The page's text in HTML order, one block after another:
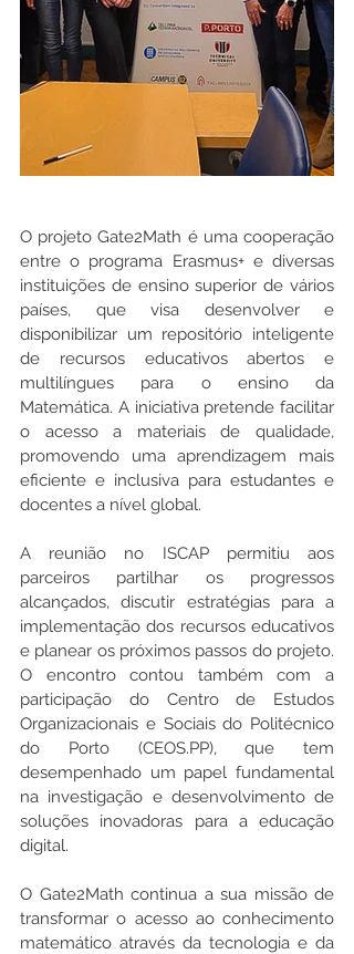
O projeto Gate2Math é uma cooperação
entre o programa Erasmus+ e diversas
instituições de ensino superior de vários
países, que visa desenvolver e
disponibilizar um repositório inteligente
de recursos educativos abertos e
multilíngues para o ensino da
Matemática. A iniciativa pretende facilitar
o acesso a materiais de qualidade,
promovendo uma aprendizagem mais
eficiente e inclusiva para estudantes e
docentes a nível global.
A reunião no ISCAP permitiu aos
parceiros partilhar os progressos
alcançados, discutir estratégias para a
implementação dos recursos educativos
e planear os próximos passos do projeto.
O encontro contou também com a
participação do Centro de Estudos
Organizacionais e Sociais do Politécnico
do Porto (CEOS.PP), que tem
desempenhado um papel fundamental
na investigação e desenvolvimento de
soluções inovadoras para a educação
digital.
O Gate2Math continua a sua missão de
transformar o acesso ao conhecimento
matemático através da tecnologia e da